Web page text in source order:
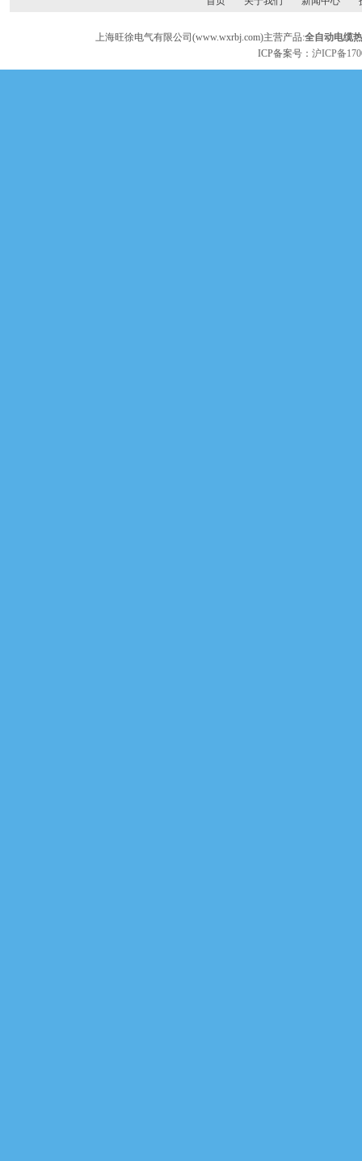
上海旺徐电气有限公司(www.wxrbj.com)主营产品:全自动电缆
ICP备案号：沪ICP备